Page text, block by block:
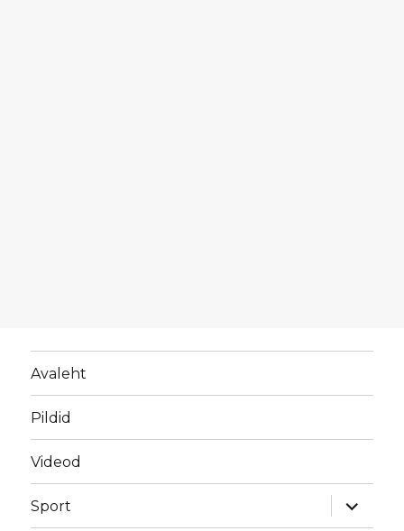
Avaleht
Pildid
Videod
Sport
laienda